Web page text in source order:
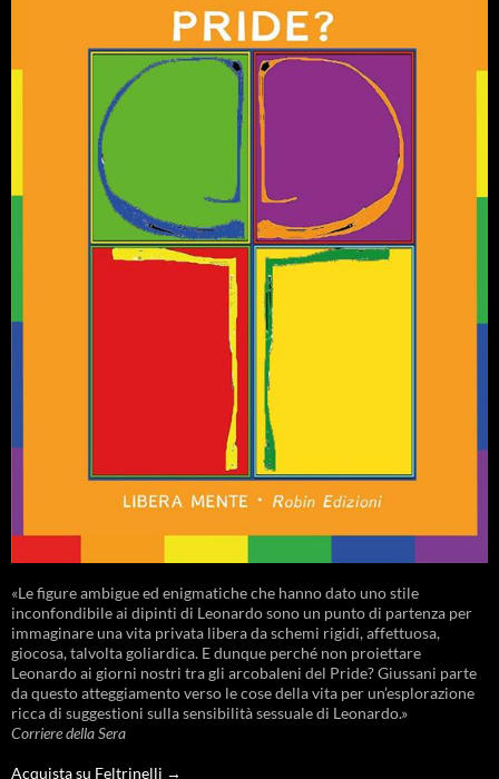
«Le figure ambigue ed enigmatiche che hanno dato uno stile
inconfondibile ai dipinti di Leonardo sono un punto di partenza per
immaginare una vita privata libera da schemi rigidi, affettuosa,
giocosa, talvolta goliardica. E dunque perché non proiettare
Leonardo ai giorni nostri tra gli arcobaleni del Pride? Giussani parte
da questo atteggiamento verso le cose della vita per un’esplorazione
ricca di suggestioni sulla sensibilità sessuale di Leonardo.»
Corriere della Sera
Acquista su Feltrinelli →